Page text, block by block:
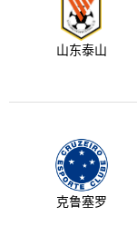
山东泰山
克鲁塞罗